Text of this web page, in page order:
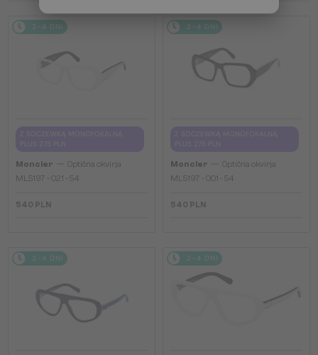
2-4 DNI
Moncler
Optična okvirja
ML5197 - 021 - 54
540 PLN
2-4 DNI
Moncler
Optična okvirja
ML5197 - 001 - 54
540 PLN
2-4 DNI 2-4 DNI